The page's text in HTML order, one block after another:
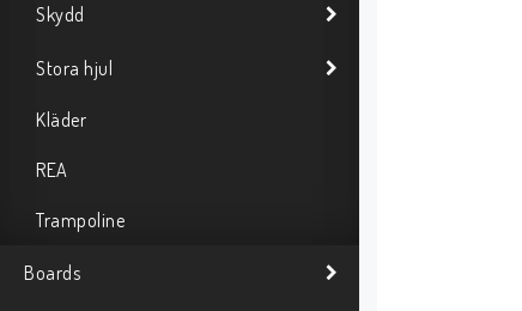
Skydd
Stora hjul
Kläder
REA
Trampoline
Boards